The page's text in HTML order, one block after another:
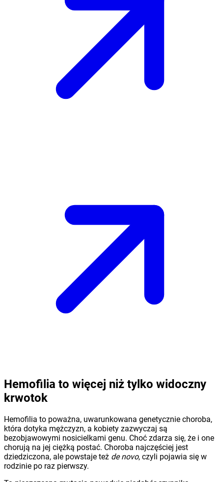
Hemofilia to więcej niż tylko widoczny
krwotok
Hemofilia to poważna, uwarunkowana genetycznie choroba,
która dotyka mężczyzn, a kobiety zazwyczaj są
bezobjawowymi nosicielkami genu. Choć zdarza się, że i one
chorują na jej ciężką postać. Choroba najczęściej jest
dziedziczona, ale powstaje też de novo, czyli pojawia się w
rodzinie po raz pierwszy.